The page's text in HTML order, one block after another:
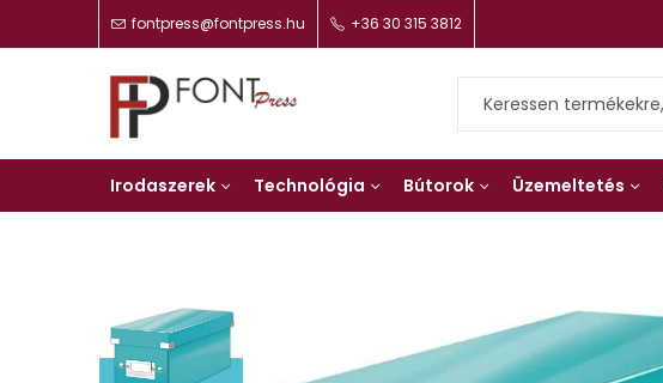
fontpress@fontpress.hu +36 30 315 3812
Irodaszerek Technológia Bútorok Üzemeltetés